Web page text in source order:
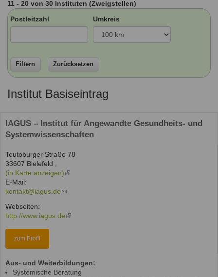
Qualitätssicherung
Qualität unserer Therapeuten
Veranstaltungen
Fortbildungen
Ausbildungsinstitute
Fortbildungen
Information über Qualifikation
Benutzername*
vergessen?
Anmelden
Sitemap
Links
11 - 20 von 30 Instituten (Zweigstellen)
Postleitzahl
Umkreis
Filtern Zurücksetzen
Institut Basiseintrag
IAGUS – Institut für Angewandte Gesundheits- und
Systemwissenschaften
Teutoburger Straße 78
33607 Bielefeld ,
(in Karte anzeigen)(link
external)
E-Mail:
kontakt@iagus.de(link
mail)
Webseiten:
http://www.iagus.de(link
zum Profil
Aus- und Weiterbildungen:
Systemische Beratung